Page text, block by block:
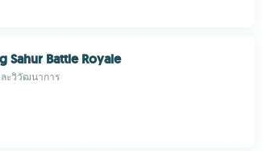
Sahur Battle Royale
ะวิวัฒนาการ